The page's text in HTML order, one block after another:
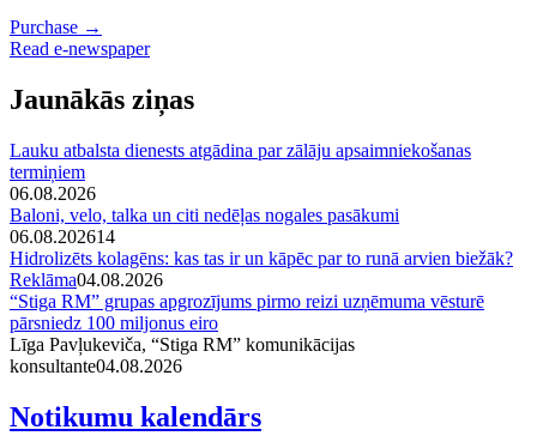
Purchase →
Read e-newspaper
Jaunākās ziņas
Lauku atbalsta dienests atgādina par zālāju apsaimniekošanas
termiņiem
06.08.2026
Baloni, velo, talka un citi nedēļas nogales pasākumi
06.08.202614
Hidrolizēts kolagēns: kas tas ir un kāpēc par to runā arvien biežāk?
Reklāma04.08.2026
“Stiga RM” grupas apgrozījums pirmo reizi uzņēmuma vēsturē
pārsniedz 100 miljonus eiro
Līga Pavļukeviča, “Stiga RM” komunikācijas
konsultante04.08.2026
Notikumu kalendārs